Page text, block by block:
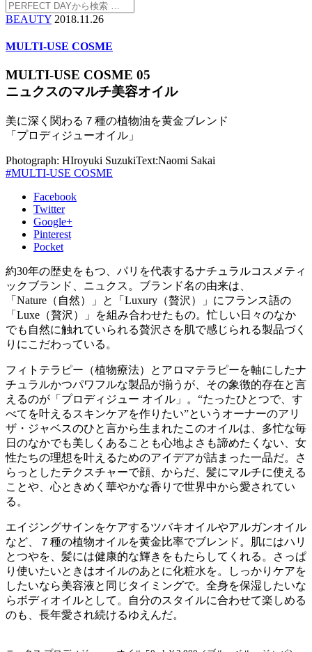
BEAUTY 2018.11.26
MULTI-USE COSME
MULTI-USE COSME 05
ニュクスのマルチ美容オイル
美に深く関わる７種の植物油を黄金ブレンド
「プロディジューオイル」
Photograph: HIroyuki SuzukiText:Naomi Sakai
#MULTI-USE COSME
Facebook
Twitter
Google+
Pinterest
Pocket
約30年の歴史をもつ、パリを代表するナチュラルコスメティ
ックブランド、ニュクス。ブランド名の由来は、
「Nature（自然）」と「Luxury（贅沢）」にフランス語の
「Luxe（贅沢）」を組み合わせたもの。忙しい日々のなか
でも自然に触れていられる贅沢さを肌で感じられる製品づく
りにこだわっている。
フィトテラピー（植物療法）とアロマテラピーを軸にしたナ
チュラルかつパワフルな製品が揃うが、その象徴的存在と言
えるのが「プロディジュー オイル」。“たったひとつで、す
べてを叶えるスキンケアを作りたい”というオーナーのアリ
ザ・ジャベスのひと言から生まれたこのオイルは、多忙な毎
日のなかでも美しくあることも心地よさも諦めたくない、女
性たちの理想を叶えるためのアイデアが詰まった一品だ。さ
らっとしたテクスチャーで顔、からだ、髪にマルチに使える
ことや、心ときめく華やかな香りで世界中から愛されてい
る。
エイジングサインをケアするツバキオイルやアルガンオイル
など、７種の植物オイルを黄金比率でブレンド。肌にはハリ
とつやを、髪には健康的な輝きをもたらしてくれる。さっぱ
り使いたいときはオイルのあとに化粧水を。しっかりケアを
したいなら美容液と同じタイミングで。全身を保湿したいな
らボディオイルとして。自分のスタイルに合わせて楽しめる
のも、長年愛され続けるゆえんだ。